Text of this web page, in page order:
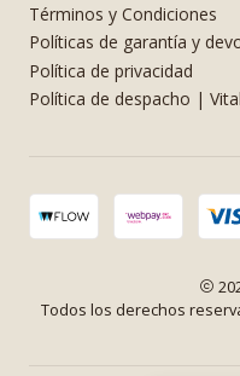
Términos y Condiciones
Políticas de garantía y
Política de privacidad
Política de despacho |
Todos los derechos